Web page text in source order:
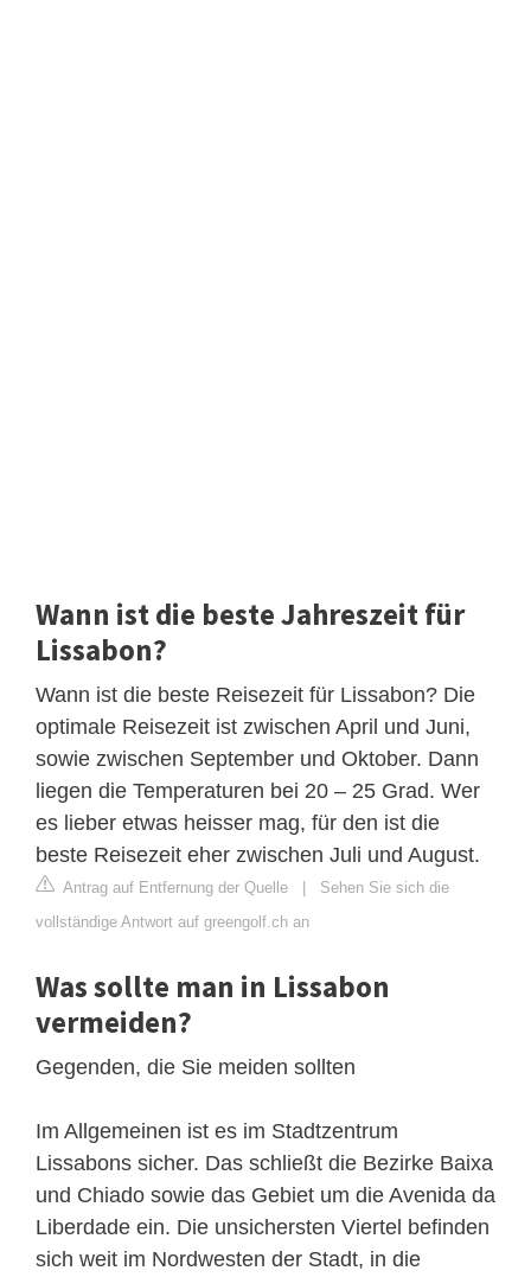
Wann ist die beste Jahreszeit für
Lissabon?
Wann ist die beste Reisezeit für Lissabon? Die
optimale Reisezeit ist zwischen April und Juni,
sowie zwischen September und Oktober. Dann
liegen die Temperaturen bei 20 – 25 Grad. Wer
es lieber etwas heisser mag, für den ist die
beste Reisezeit eher zwischen Juli und August.
Antrag auf Entfernung der Quelle | Sehen Sie sich die
vollständige Antwort auf greengolf.ch an
Was sollte man in Lissabon
vermeiden?
Gegenden, die Sie meiden sollten
Im Allgemeinen ist es im Stadtzentrum
Lissabons sicher. Das schließt die Bezirke Baixa
und Chiado sowie das Gebiet um die Avenida da
Liberdade ein. Die unsichersten Viertel befinden
sich weit im Nordwesten der Stadt, in die